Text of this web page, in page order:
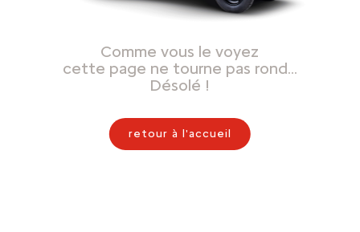
Comme vous le voyez
cette page ne tourne pas rond…
Désolé !
retour à l'accueil